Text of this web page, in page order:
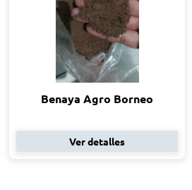
Benaya Agro Borneo
Ver detalles